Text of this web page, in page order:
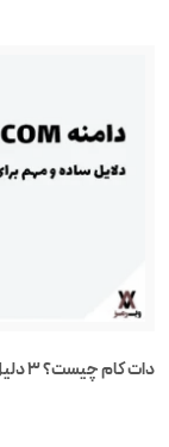
دات کام چیست؟ ۳ دلیل مهم استفاده از دامنه COM